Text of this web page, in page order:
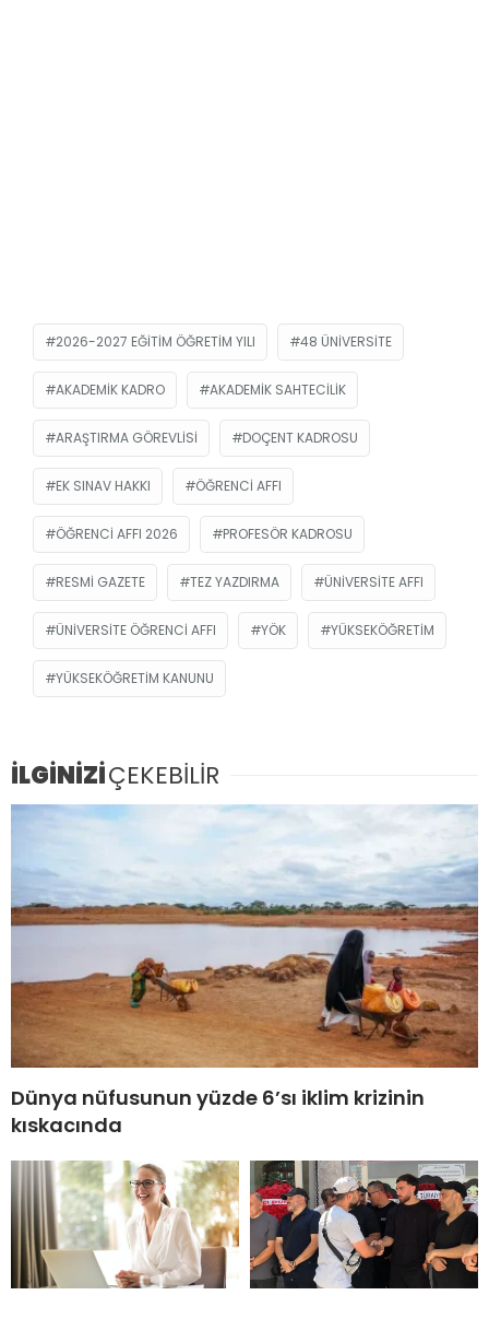
2026-2027 EĞITIM ÖĞRETIM YILI 48 ÜNIVERSITE
AKADEMIK KADRO AKADEMIK SAHTECILIK
ARAŞTIRMA GÖREVLISI DOÇENT KADROSU
EK SINAV HAKKI ÖĞRENCI AFFI
ÖĞRENCI AFFI 2026 PROFESÖR KADROSU
RESMİ GAZETE TEZ YAZDIRMA ÜNIVERSITE AFFI
ÜNIVERSITE ÖĞRENCI AFFI YÖK YÜKSEKÖĞRETIM
YÜKSEKÖĞRETIM KANUNU
İLGİNİZİÇEKEBİLİR
Dünya nüfusunun yüzde 6’sı iklim krizinin
kıskacında